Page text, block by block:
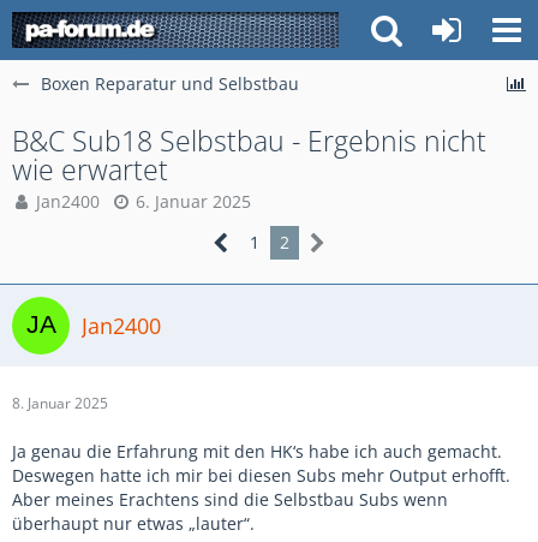
Boxen Reparatur und Selbstbau
B&C Sub18 Selbstbau - Ergebnis nicht
wie erwartet
Jan2400
6. Januar 2025
1
2
Jan2400
8. Januar 2025
Ja genau die Erfahrung mit den HK‘s habe ich auch gemacht.
Deswegen hatte ich mir bei diesen Subs mehr Output erhofft.
Aber meines Erachtens sind die Selbstbau Subs wenn
überhaupt nur etwas „lauter“.